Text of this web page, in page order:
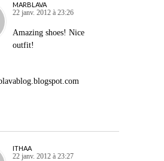
MARBLAVA
22 janv. 2012 à 23:26
Amazing shoes! Nice
outfit!
ITHAA
22 janv. 2012 à 23:27